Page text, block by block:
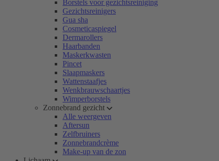
Borstels voor gezichtsreiniging
Gezichtsreinigers
Gua sha
Cosmeticaspiegel
Dermarollers
Haarbanden
Maskerkwasten
Pincet
Slaapmaskers
Wattenstaafjes
Wenkbrauwschaartjes
Wimperborstels
Zonnebrand gezicht
Alle weergeven
Aftersun
Zelfbruiners
Zonnebrandcrème
Make-up van de zon